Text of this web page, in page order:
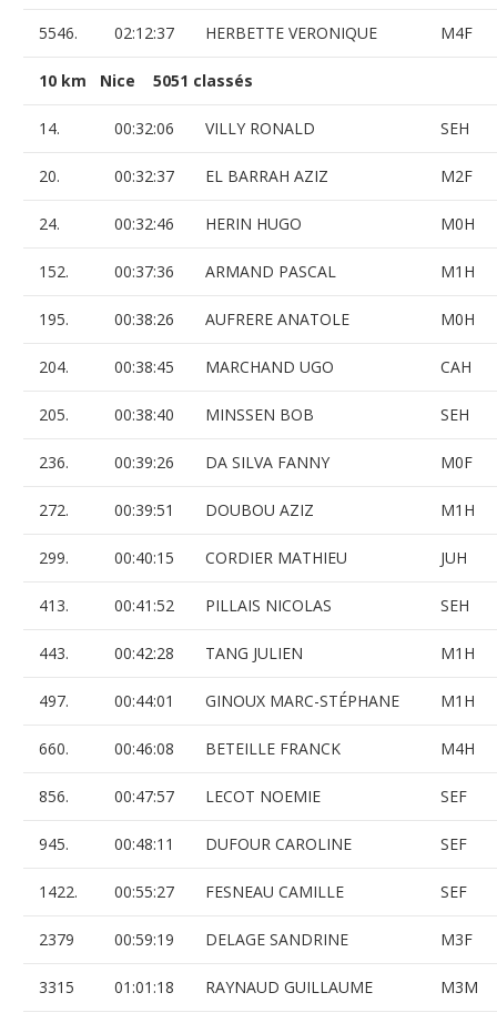
5546. 02:12:37 HERBETTE VERONIQUE M4F
10 km Nice 5051 classés
14. 00:32:06 VILLY RONALD SEH
20. 00:32:37 EL BARRAH AZIZ M2F
24. 00:32:46 HERIN HUGO M0H
152. 00:37:36 ARMAND PASCAL M1H
195. 00:38:26 AUFRERE ANATOLE M0H
204. 00:38:45 MARCHAND UGO CAH
205. 00:38:40 MINSSEN BOB SEH
236. 00:39:26 DA SILVA FANNY M0F
272. 00:39:51 DOUBOU AZIZ M1H
299. 00:40:15 CORDIER MATHIEU JUH
413. 00:41:52 PILLAIS NICOLAS SEH
443. 00:42:28 TANG JULIEN M1H
497. 00:44:01 GINOUX MARC-STÉPHANE M1H
660. 00:46:08 BETEILLE FRANCK M4H
856. 00:47:57 LECOT NOEMIE SEF
945. 00:48:11 DUFOUR CAROLINE SEF
1422. 00:55:27 FESNEAU CAMILLE SEF
2379 00:59:19 DELAGE SANDRINE M3F
3315 01:01:18 RAYNAUD GUILLAUME M3M